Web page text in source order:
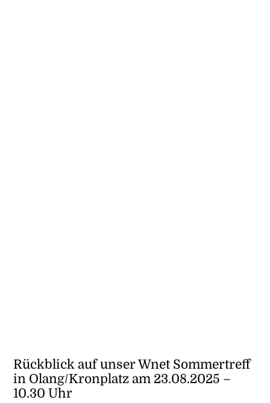
Rückblick auf unser Wnet Sommertreff
in Olang/Kronplatz am 23.08.2025 –
10.30 Uhr